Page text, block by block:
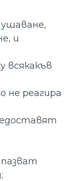
и
всякакъв
не реагира